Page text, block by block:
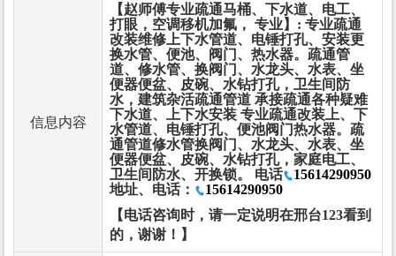
信息内容
【赵师傅专业疏通马桶、下水道、电工、
打眼，空调移机加氟， 专业】: 专业疏通
改装维修上下水管道、电锤打孔、安装更
换水管、便池、阀门、热水器。疏通管
道、修水管、换阀门、水龙头、水表、坐
便器便盆、皮碗、水钻打孔，卫生间防
水，建筑杂活疏通管道 承接疏通各种疑难
下水道、上下水安装 专业疏通改装上、下
水管道、电锤打孔、便池阀门热水器。疏
通管道修水管换阀门、水龙头、水表、坐
便器便盆、皮碗、水钻打孔，家庭电工、
卫生间防水、开换锁。 电话
15614290950
地址、电话：
15614290950
【电话咨询时，请一定说明在邢台123看到
的，谢谢！】